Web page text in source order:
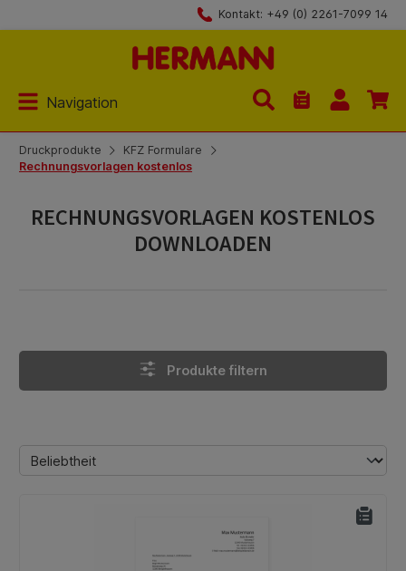
Kontakt: +49 (0) 2261-7099 14
Navigation
Du hast 0
Druckprodukte
KFZ Formulare
Rechnungsvorlagen kostenlos
RECHNUNGSVORLAGEN KOSTENLOS
DOWNLOADEN
Produkte filtern